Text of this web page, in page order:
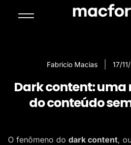
Fabricio Macias 17/
Dark content: uma
do conteúdo
O fenômeno do dark content,